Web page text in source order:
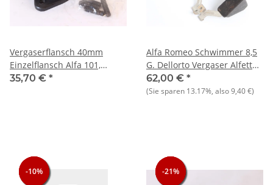
Vergaserflansch 40mm
Einzelflansch Alfa 101,
105/115, 116, 90, 75 NEU
35,70 € *
Alfa Romeo Schwimmer 8,5
G. Dellorto Vergaser Alfetta
Giulietta NEU Original
62,00 € *
(Sie sparen 13.17%, also9,40 €)
-10%
-10%
-10% -21%
-21%
-21%